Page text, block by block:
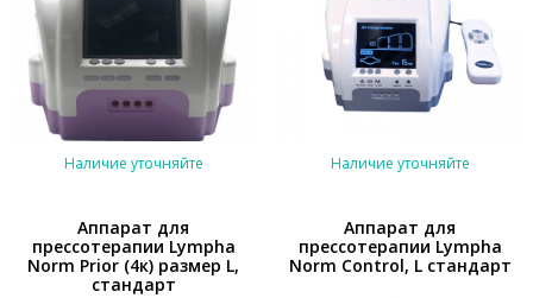
*}
Наличие уточняйте
Аппарат для
прессотерапии Lympha
Norm Prior (4к) размер L,
стандарт
*}
Наличие уточняйте
Аппарат для
прессотерапии Lympha
Norm Control, L стандарт